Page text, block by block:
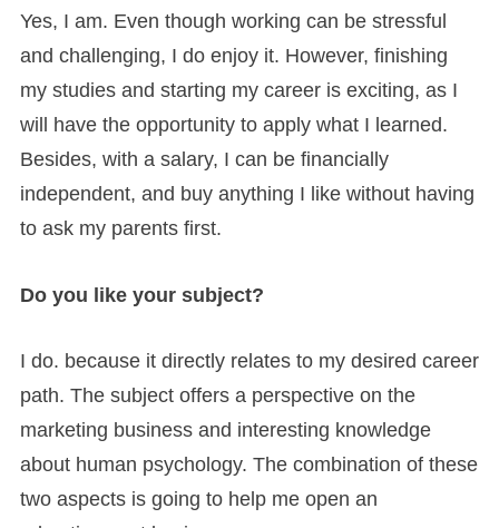
Yes, I am. Even though working can be stressful
and challenging, I do enjoy it. However, finishing
my studies and starting my career is exciting, as I
will have the opportunity to apply what I learned.
Besides, with a salary, I can be financially
independent, and buy anything I like without having
to ask my parents first.
Do you like your subject?
I do. because it directly relates to my desired career
path. The subject offers a perspective on the
marketing business and interesting knowledge
about human psychology. The combination of these
two aspects is going to help me open an